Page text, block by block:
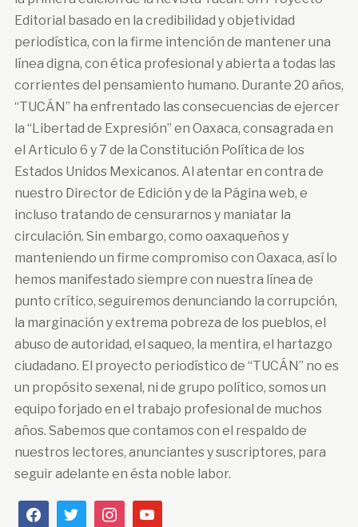
Editorial basado en la credibilidad y objetividad
periodística, con la firme intención de mantener una
línea digna, con ética profesional y abierta a todas las
corrientes del pensamiento humano. Durante 20 años,
“TUCÁN” ha enfrentado las consecuencias de ejercer
la “Libertad de Expresión” en Oaxaca, consagrada en
el Articulo 6 y 7 de la Constitución Política de los
Estados Unidos Mexicanos. Al atentar en contra de
nuestro Director de Edición y de la Página web, e
incluso tratando de censurarnos y maniatar la
circulación. Sin embargo, como oaxaqueños y
manteniendo un firme compromiso con Oaxaca, así lo
hemos manifestado siempre con nuestra línea de
punto crítico, seguiremos denunciando la corrupción,
la marginación y extrema pobreza de los pueblos, el
abuso de autoridad, el saqueo, la mentira, el hartazgo
ciudadano. El proyecto periodístico de “TUCÁN” no es
un propósito sexenal, ni de grupo político, somos un
equipo forjado en el trabajo profesional de muchos
años. Sabemos que contamos con el respaldo de
nuestros lectores, anunciantes y suscriptores, para
seguir adelante en ésta noble labor.